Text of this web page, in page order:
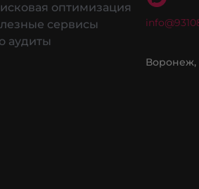
оптимизация
сервисы
аудиты
Воронеж,
cookie разрешить на сайте.